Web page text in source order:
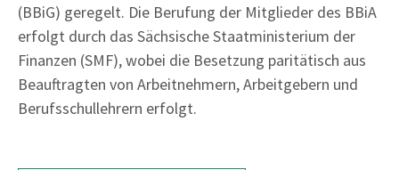
(BBiG) geregelt. Die Berufung der Mitglieder des BBiA
erfolgt durch das Sächsische Staatministerium der
Finanzen (SMF), wobei die Besetzung paritätisch aus
Beauftragten von Arbeitnehmern, Arbeitgebern und
Berufsschullehrern erfolgt.